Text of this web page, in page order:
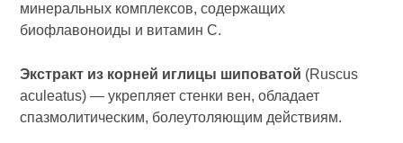
минеральных комплексов, содержащих
биофлавоноиды и витамин С.
Экстракт из корней иглицы шиповатой (Ruscus
aculeatus) — укрепляет стенки вен, обладает
спазмолитическим, болеутоляющим действиям.